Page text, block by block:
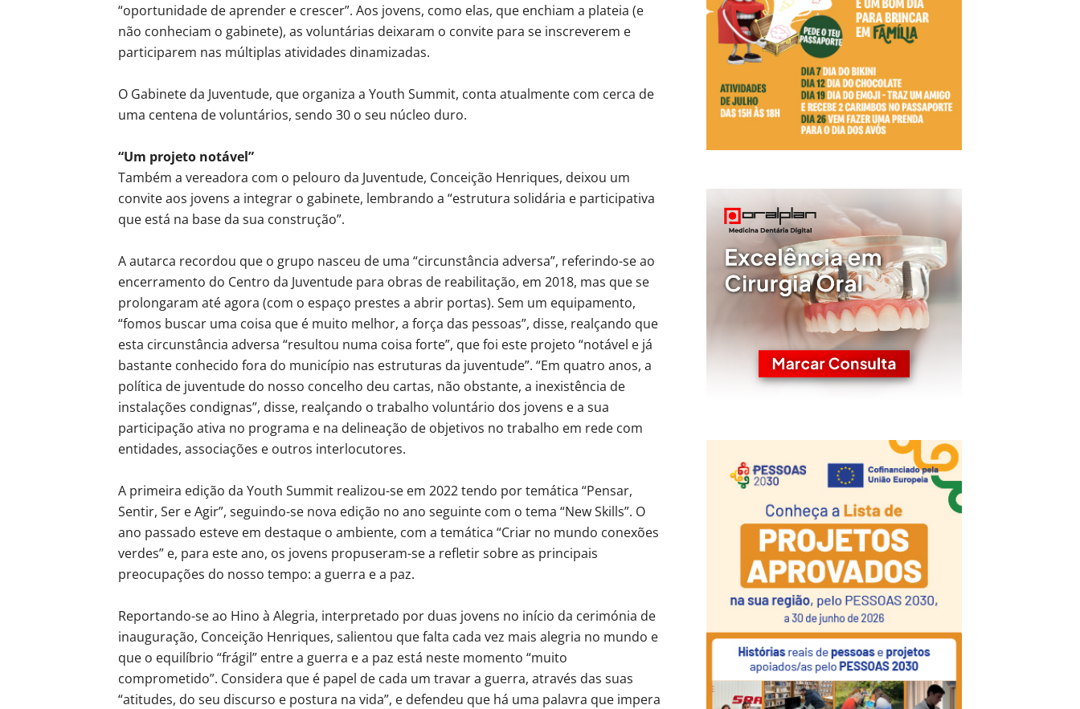
“oportunidade de aprender e crescer”. Aos jovens, como elas, que enchiam a plateia (e
não conheciam o gabinete), as voluntárias deixaram o convite para se inscreverem e
participarem nas múltiplas atividades dinamizadas.
O Gabinete da Juventude, que organiza a Youth Summit, conta atualmente com cerca de
uma centena de voluntários, sendo 30 o seu núcleo duro.
“Um projeto notável”
Também a vereadora com o pelouro da Juventude, Conceição Henriques, deixou um
convite aos jovens a integrar o gabinete, lembrando a “estrutura solidária e participativa
que está na base da sua construção”.
A autarca recordou que o grupo nasceu de uma “circunstância adversa”, referindo-se ao
encerramento do Centro da Juventude para obras de reabilitação, em 2018, mas que se
prolongaram até agora (com o espaço prestes a abrir portas). Sem um equipamento,
“fomos buscar uma coisa que é muito melhor, a força das pessoas”, disse, realçando que
esta circunstância adversa “resultou numa coisa forte”, que foi este projeto “notável e já
bastante conhecido fora do município nas estruturas da juventude”. “Em quatro anos, a
política de juventude do nosso concelho deu cartas, não obstante, a inexistência de
instalações condignas”, disse, realçando o trabalho voluntário dos jovens e a sua
participação ativa no programa e na delineação de objetivos no trabalho em rede com
entidades, associações e outros interlocutores.
A primeira edição da Youth Summit realizou-se em 2022 tendo por temática “Pensar,
Sentir, Ser e Agir”, seguindo-se nova edição no ano seguinte com o tema “New Skills”. O
ano passado esteve em destaque o ambiente, com a temática “Criar no mundo conexões
verdes” e, para este ano, os jovens propuseram-se a refletir sobre as principais
preocupações do nosso tempo: a guerra e a paz.
Reportando-se ao Hino à Alegria, interpretado por duas jovens no início da cerimónia de
inauguração, Conceição Henriques, salientou que falta cada vez mais alegria no mundo e
que o equilíbrio “frágil” entre a guerra e a paz está neste momento “muito
comprometido”. Considera que é papel de cada um travar a guerra, através das suas
“atitudes, do seu discurso e postura na vida”, e defendeu que há uma palavra que impera